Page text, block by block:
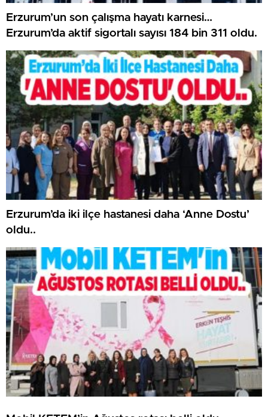
Erzurum’un son çalışma hayatı karnesi…
Erzurum’da aktif sigortalı sayısı 184 bin 311 oldu.
Erzurum’da iki ilçe hastanesi daha ‘Anne Dostu’
oldu..